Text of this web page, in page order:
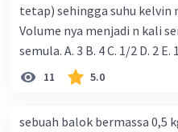
tetap) sehingga suhu kelvin
Volume nya menjadi n kali
semula. A. 3 B. 4 C. 1/2 D. 2
11 5.0
sebuah balok bermassa 0,5